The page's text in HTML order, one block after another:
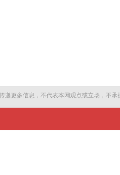
更多信息，不代表本网观点或立场，不承